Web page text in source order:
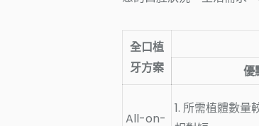
全口植
牙方案
優
All-on-
1. 所需植體數量